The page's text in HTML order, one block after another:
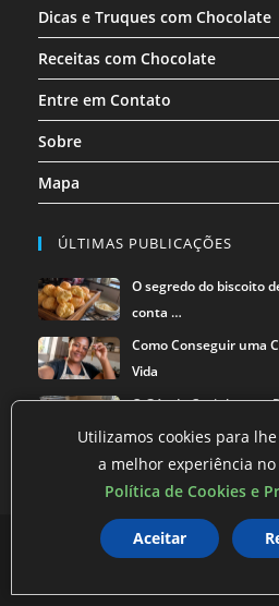
Dicas e Truques com Chocolate
Receitas com Chocolate
Entre em Contato
Sobre
Mapa
ÚLTIMAS PUBLICAÇÕES
O segredo do biscoito
conta …
Como Conseguir uma
Vida
O Gás de Cozinha que
Solução que …
Política de privacidade Termos de
Utilizamos cookies para
a melhor experiência no
Política de Cookies e
Aceitar